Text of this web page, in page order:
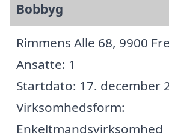
Bobbyg
Rimmens Alle 68, 9900
Ansatte: 1
Startdato: 17. december
Virksomhedsform:
Enkeltmandsvirksomhed